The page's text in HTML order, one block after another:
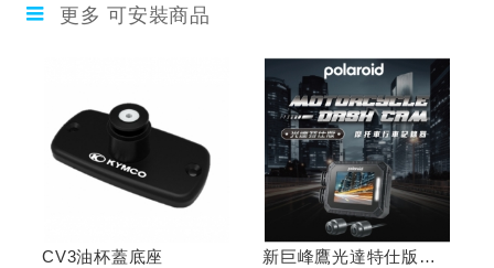
更多 可安裝商品
CV3油杯蓋底座
新巨峰鷹光達特仕版行